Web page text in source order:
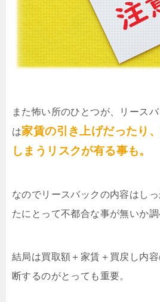
また怖い所のひとつが、リース
は家賃の引き上げだったり
しまうリスクが有る事も。
なのでリースバックの内容はし
たにとって不都合な事が無いか調
結局は買取額＋家賃＋買戻し内
断するのがとっても重要。